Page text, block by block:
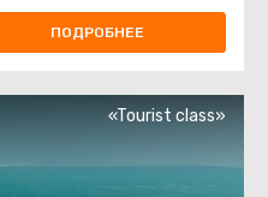
ПОДРОБНЕЕ
«Tourist class»